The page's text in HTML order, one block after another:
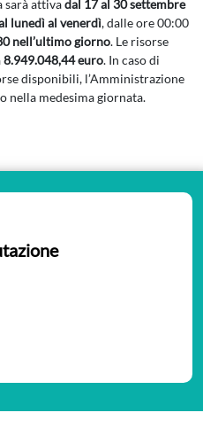
sarà attivadal 17 al 30 settembre
lunedì al venerdì, dalle ore 00:00
nell’ultimo giorno. Le risorse
8.949.048,44 euro. In caso di
disponibili, l’Amministrazione
nella medesima giornata.